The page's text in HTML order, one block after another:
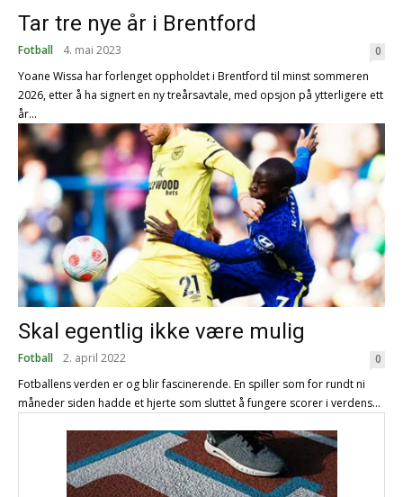
Tar tre nye år i Brentford
Fotball 4. mai 2023
0
Yoane Wissa har forlenget oppholdet i Brentford til minst sommeren
2026, etter å ha signert en ny treårsavtale, med opsjon på ytterligere ett
år...
Skal egentlig ikke være mulig
Fotball 2. april 2022
0
Fotballens verden er og blir fascinerende. En spiller som for rundt ni
måneder siden hadde et hjerte som sluttet å fungere scorer i verdens...